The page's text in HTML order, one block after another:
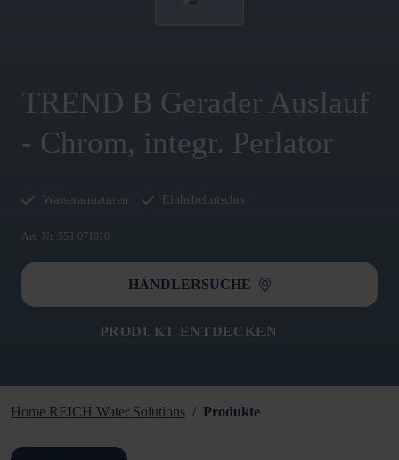
TREND B Gerader Auslauf
- Chrom, integr. Perlator
Wasserarmaturen Einhebelmischer
Art.-Nr. 553-071010
HÄNDLERSUCHE
PRODUKT ENTDECKEN
Home REICH Water Solutions Produkte